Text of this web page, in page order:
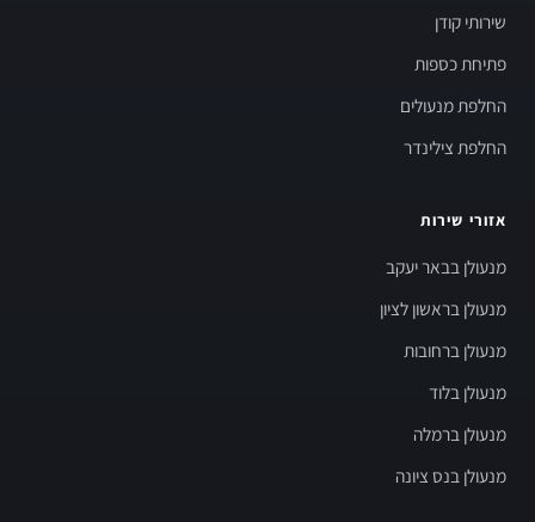
שירותי קודן
פתיחת כספות
החלפת מנעולים
החלפת צילינדר
אזורי שירות
מנעולן בבאר יעקב
מנעולן בראשון לציון
מנעולן ברחובות
מנעולן בלוד
מנעולן ברמלה
מנעולן בנס ציונה